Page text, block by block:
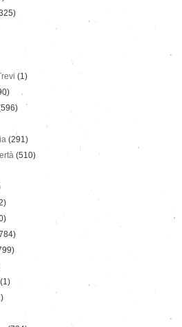
(1)
(291)
(510)
(1)